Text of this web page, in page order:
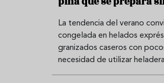
La tendencia del verano
congelada en helados
granizados caseros con
necesidad de utilizar